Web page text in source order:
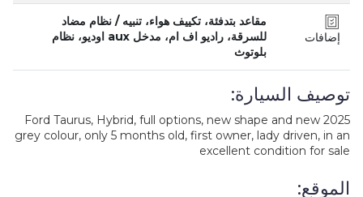
إضافات
مقاعد بتدفئة، تكييف هواء، تنبيه / نظام مضاد
للسرقة، راديو اف ام، مدخل aux اوديو، نظام
بلوتوث
توصيف السيارة:
2025 Ford Taurus, Hybrid, full options, new shape and new
grey colour, only 5 months old, first owner, lady driven, in an
excellent condition for sale
الموقع: